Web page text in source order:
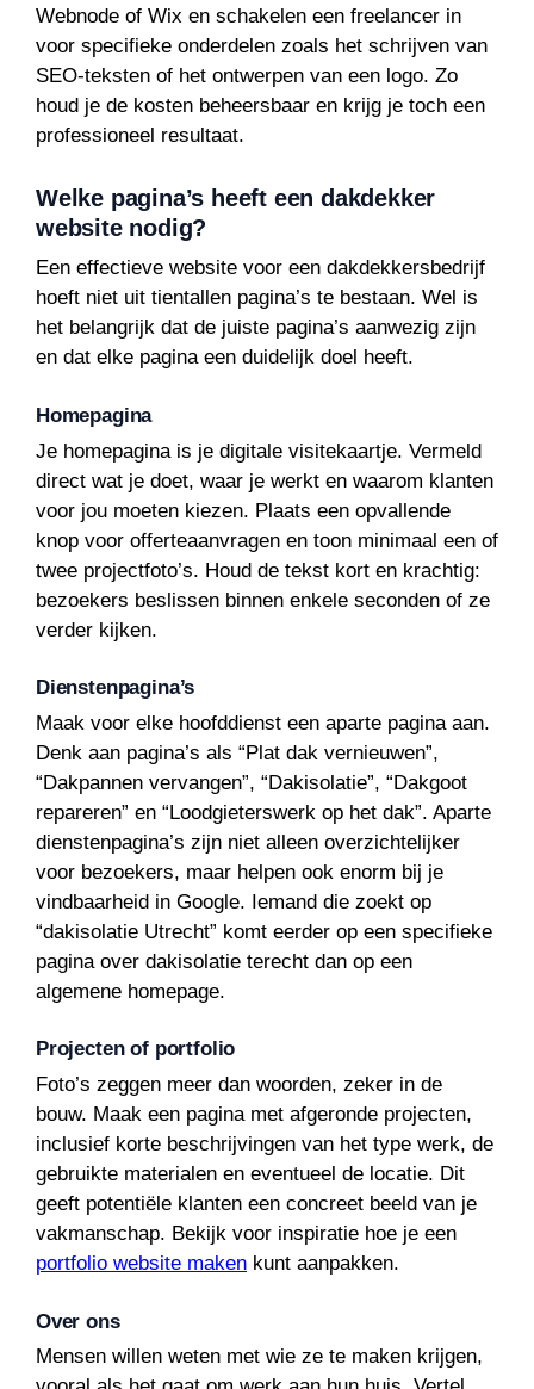
Webnode of Wix en schakelen een freelancer in
voor specifieke onderdelen zoals het schrijven van
SEO-teksten of het ontwerpen van een logo. Zo
houd je de kosten beheersbaar en krijg je toch een
professioneel resultaat.
Welke pagina’s heeft een dakdekker
website nodig?
Een effectieve website voor een dakdekkersbedrijf
hoeft niet uit tientallen pagina’s te bestaan. Wel is
het belangrijk dat de juiste pagina’s aanwezig zijn
en dat elke pagina een duidelijk doel heeft.
Homepagina
Je homepagina is je digitale visitekaartje. Vermeld
direct wat je doet, waar je werkt en waarom klanten
voor jou moeten kiezen. Plaats een opvallende
knop voor offerteaanvragen en toon minimaal een of
twee projectfoto’s. Houd de tekst kort en krachtig:
bezoekers beslissen binnen enkele seconden of ze
verder kijken.
Dienstenpagina’s
Maak voor elke hoofddienst een aparte pagina aan.
Denk aan pagina’s als “Plat dak vernieuwen”,
“Dakpannen vervangen”, “Dakisolatie”, “Dakgoot
repareren” en “Loodgieterswerk op het dak”. Aparte
dienstenpagina’s zijn niet alleen overzichtelijker
voor bezoekers, maar helpen ook enorm bij je
vindbaarheid in Google. Iemand die zoekt op
“dakisolatie Utrecht” komt eerder op een specifieke
pagina over dakisolatie terecht dan op een
algemene homepage.
Projecten of portfolio
Foto’s zeggen meer dan woorden, zeker in de
bouw. Maak een pagina met afgeronde projecten,
inclusief korte beschrijvingen van het type werk, de
gebruikte materialen en eventueel de locatie. Dit
geeft potentiële klanten een concreet beeld van je
vakmanschap. Bekijk voor inspiratie hoe je een
portfolio website maken kunt aanpakken.
Over ons
Mensen willen weten met wie ze te maken krijgen,